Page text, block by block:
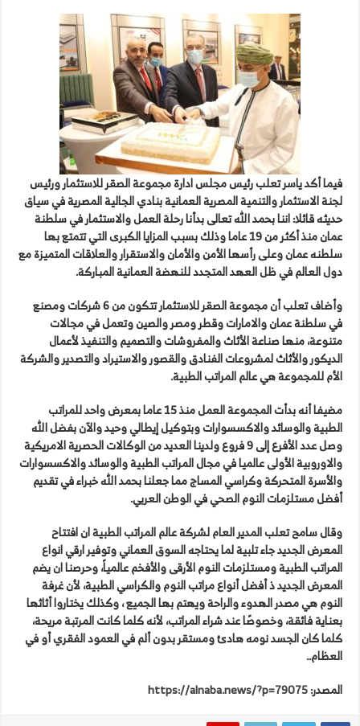
فيما أكد ياسر تعلب رئيس مجلس ادارة مجموعة الصقر للاستثمار ورئيس
لجنة الاستثمار والتنمية المصرية العمانية بنادي الجالية المصرية في سياق
حديثه قائلا: اننا بحمد الله تعالى بدأنا رحلة العمل والاستثمار في سلطنة
عمان منذ أكثر من 19 عاما وذلك بسبب المزايا الكبرى التي تتمتع بها
سلطنه عمان وعلى رأسها الأمن والأمان والاستقرار والعلاقات المتميزة مع
دول العالم في ظل العهد المتجدد للنهضة العمانية المباركة.
وأضاف تعلب أن مجموعة الصقر للاستثمار تتكون من 6 شركات ومصنع
في سلطنة عمان والامارات وقطر ومصر والصين وتعمل في مجالات
متنوعة، منها صناعة الأثاث والمفروشات والتصميم والتنفيذ لأعمال
الديكور والأثاث لمشروعات الفنادق والقصور والاستيراد والتصدير والشركة
الأم للمجموعة هي عالم المراتب الطبية.
مضيفا أنه بدأت المجموعة العمل منذ 15 عاما بمعرض واحد للمراتب
الطبية والوسائد والاكسسوارات وبتوكيل إيطالي وحيد والآن بفضل الله
وصل عدد الأفرع إلى 9 فروع ولدينا العديد من الوكالات الحصرية الامريكية
والاوروبية الأولى عالميا في مجال المراتب الطبية والوسائد والاكسسوارات
والأسرة المتحركة وكراسي المساج مما جعلنا بحمد الله خبراء في تقديم
أفضل مستلزمات النوم الصحي في الوطن العربي.
وقال سامح تعلب المدير العام لشركة عالم المراتب الطبية ان افتتاح
المعرض الجديد جاء تلبية لما يحتاجه السوق العماني وتوفير ارقي انواع
المراتب الطبية ومستلزمات النوم الأرقى والأفخم عالمياً، وحرصنا ان يضم
المعرض الجديد ذ أفضل أنواع مراتب النوم والكراسي الطبية، لأن غرفة
النوم هي مصدر الهدوء والراحة ويهتم بها الجميع ، وكذلك يختاروا أثاثها
بعناية فائقة، وخصوصًا عند شراء المراتب، لأنه كلما كانت المرتبة مريحة،
كلما كان الجسد نومه هادئ ومستقر بدون ألم في العمود الفقري أو في
العظام..
المصدر:https://alnaba.news/?p=79075